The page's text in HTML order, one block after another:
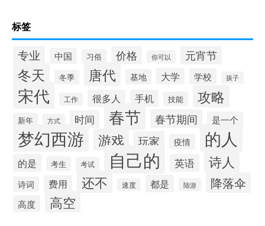
标签
专业 中国 习俗 价格 你可以 元宵节
冬天 冬季 唐代 基地 大学 学校 孩子
宋代 工作 很多人 手机 技能 攻略
新年 方式 时间 春节 春节期间 是一个
梦幻西游 游戏 玩家 疫情 的人
的是 考生 考试 自己的 英语 诗人
诗词 费用 还不 速度 都是 陆游 降落伞
高度 高空